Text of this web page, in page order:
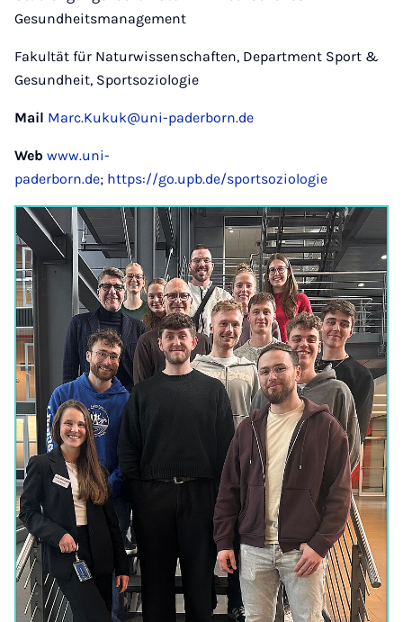
Gesundheitsmanagement
Fakultät für Naturwissenschaften, Department Sport &
Gesundheit, Sportsoziologie
Mail Marc.Kukuk@uni-paderborn.de
Web www.uni-
paderborn.de; https://go.upb.de/sportsoziologie